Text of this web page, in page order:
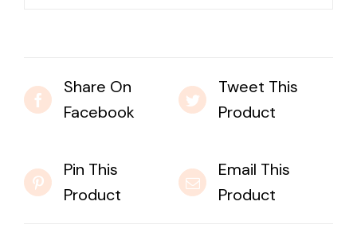
Share On
Facebook
Tweet This
Product
Pin This
Product
Email This
Product